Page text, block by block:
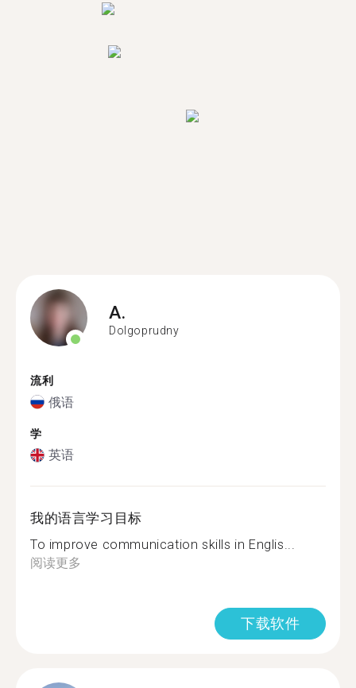
A.
Dolgoprudny
流利
俄语
学
英语
我的语言学习目标
To improve communication skills in Englis...
阅读更多
下载软件